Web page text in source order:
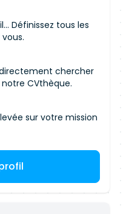
Définissez tous les
chercher
CVthèque.
sur votre mission